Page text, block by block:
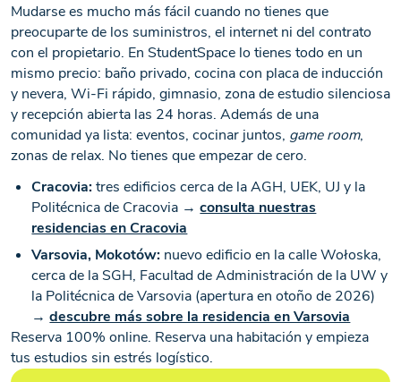
Mudarse es mucho más fácil cuando no tienes que
preocuparte de los suministros, el internet ni del contrato
con el propietario. En StudentSpace lo tienes todo en un
mismo precio: baño privado, cocina con placa de inducción
y nevera, Wi-Fi rápido, gimnasio, zona de estudio silenciosa
y recepción abierta las 24 horas. Además de una
comunidad ya lista: eventos, cocinar juntos, game room,
zonas de relax. No tienes que empezar de cero.
Cracovia:tres edificios cerca de la AGH, UEK, UJ y la
Politécnica de Cracovia →consulta nuestras
residencias en Cracovia
Varsovia, Mokotów: nuevo edificio en la calle Wołoska,
cerca de la SGH, Facultad de Administración de la UW y
la Politécnica de Varsovia (apertura en otoño de 2026)
→descubre más sobre la residencia en Varsovia
Reserva 100% online. Reserva una habitación y empieza
tus estudios sin estrés logístico.